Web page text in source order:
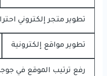
تطوير متجر إلكتروني
تطوير مواقع إلكترونية
رفع ترتيب الموقع في